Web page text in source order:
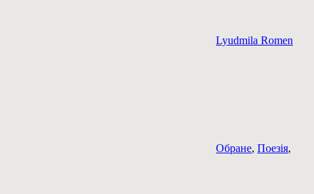
Lyudmila Romen
Обране, Поезія,